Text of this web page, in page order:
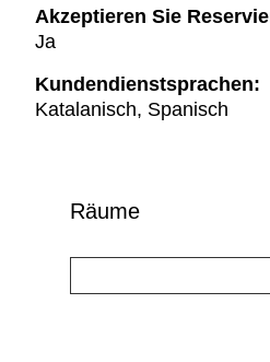
Akzeptieren Sie
Ja
Kundendienstsprachen:
Katalanisch, Spanisch
Räume